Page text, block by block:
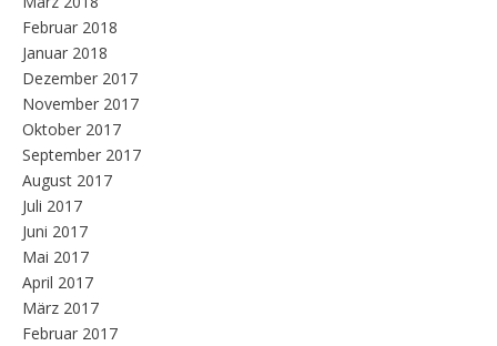
Februar 2018
Januar 2018
Dezember 2017
November 2017
Oktober 2017
September 2017
August 2017
Juli 2017
Juni 2017
Mai 2017
April 2017
März 2017
Februar 2017